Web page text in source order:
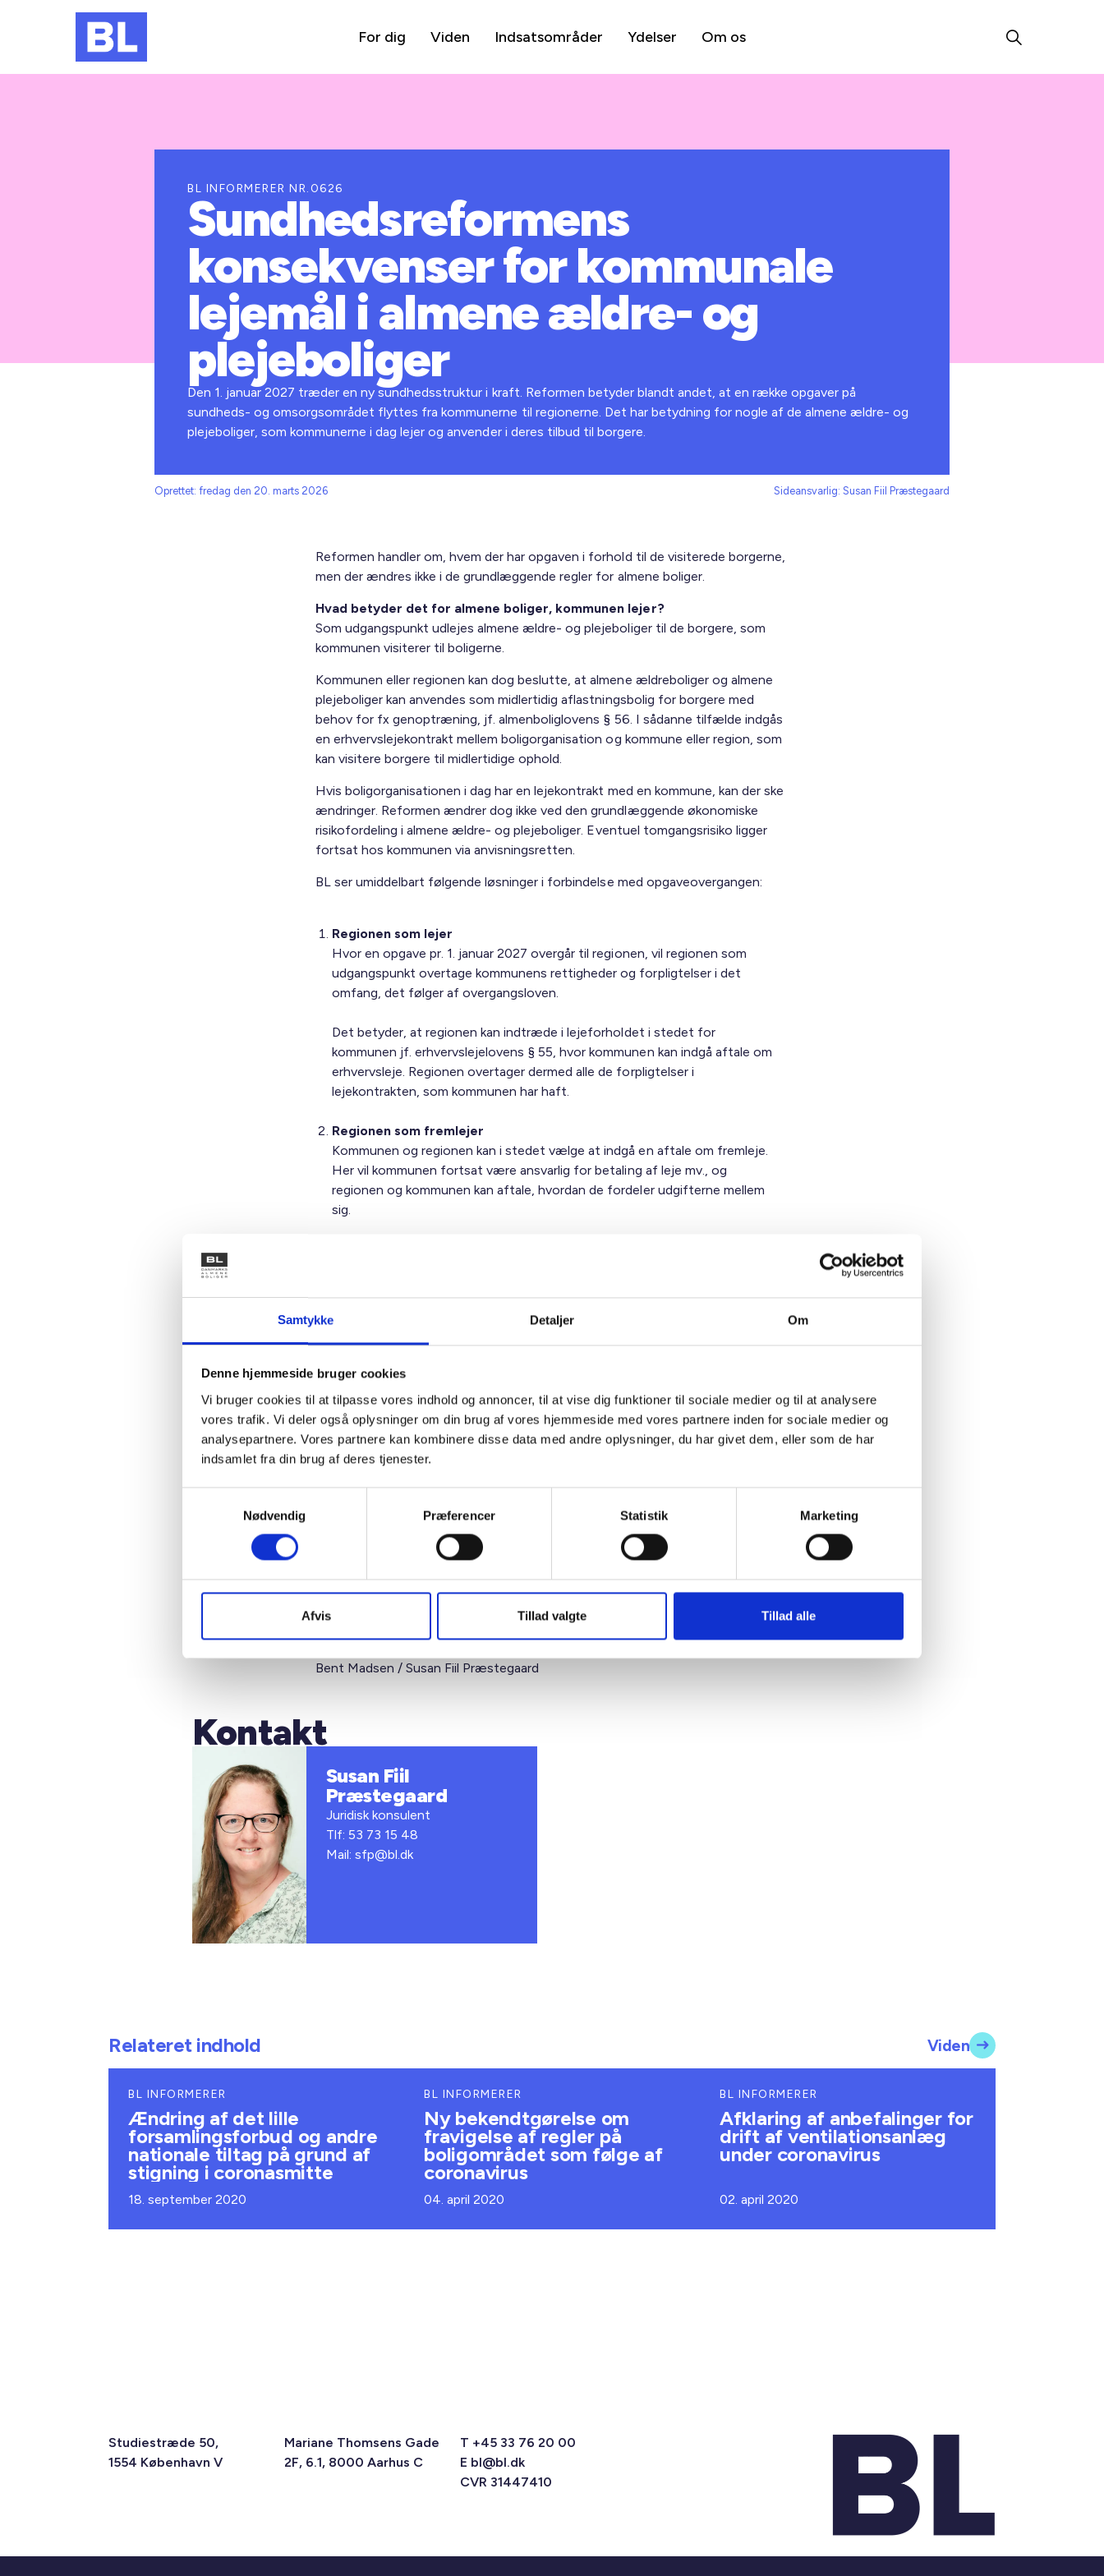
Samtykke Detaljer Om
Denne hjemmeside bruger cookies
Vi bruger cookies til at tilpasse vores indhold og annoncer, til at vise dig funktioner til sociale medier og til at analysere
vores trafik. Vi deler også oplysninger om din brug af vores hjemmeside med vores partnere inden for sociale medier og
analysepartnere. Vores partnere kan kombinere disse data med andre oplysninger, du har givet dem, eller som de har
indsamlet fra din brug af deres tjenester.
Nødvendig
Præferencer Statistik Marketing
Afvis Tillad valgte Tillad alle
For dig Viden Indsatsområder Ydelser Om os
BL INFORMERER NR.0626
Sundhedsreformens
konsekvenser for kommunale
lejemål i almene ældre- og
plejeboliger
Den 1. januar 2027 træder en ny sundhedsstruktur i kraft. Reformen betyder blandt andet, at en række opgaver på
sundheds- og omsorgsområdet flyttes fra kommunerne til regionerne. Det har betydning for nogle af de almene ældre- og
plejeboliger, som kommunerne i dag lejer og anvender i deres tilbud til borgere.
Oprettet: fredag den 20. marts 2026 Sideansvarlig: Susan Fiil Præstegaard
Reformen handler om, hvem der har opgaven i forhold til de visiterede borgerne,
men der ændres ikke i de grundlæggende regler for almene boliger.
Hvad betyder det for almene boliger, kommunen lejer?
Som udgangspunkt udlejes almene ældre- og plejeboliger til de borgere, som
kommunen visiterer til boligerne.
Kommunen eller regionen kan dog beslutte, at almene ældreboliger og almene
plejeboliger kan anvendes som midlertidig aflastningsbolig for borgere med
behov for fx genoptræning, jf. almenboliglovens § 56. I sådanne tilfælde indgås
en erhvervslejekontrakt mellem boligorganisation og kommune eller region, som
kan visitere borgere til midlertidige ophold.
Hvis boligorganisationen i dag har en lejekontrakt med en kommune, kan der ske
ændringer. Reformen ændrer dog ikke ved den grundlæggende økonomiske
risikofordeling i almene ældre- og plejeboliger. Eventuel tomgangsrisiko ligger
fortsat hos kommunen via anvisningsretten.
BL ser umiddelbart følgende løsninger i forbindelse med opgaveovergangen:
Regionen som lejer
Hvor en opgave pr. 1. januar 2027 overgår til regionen, vil regionen som
udgangspunkt overtage kommunens rettigheder og forpligtelser i det
omfang, det følger af overgangsloven.
Det betyder, at regionen kan indtræde i lejeforholdet i stedet for
kommunen jf. erhvervslejelovens § 55, hvor kommunen kan indgå aftale om
erhvervsleje. Regionen overtager dermed alle de forpligtelser i
lejekontrakten, som kommunen har haft.
Regionen som fremlejer
Kommunen og regionen kan i stedet vælge at indgå en aftale om fremleje.
Her vil kommunen fortsat være ansvarlig for betaling af leje mv., og
regionen og kommunen kan aftale, hvordan de fordeler udgifterne mellem
sig.
Det er væsentligt at bemærke, at boligerne er mærket som ældreboliger.
Hvis en erhvervslejeaftale opsiges, overgår ansvaret for visitation,
Regionen ønsker at eje boligerne
Hvis regionen ønsker at overtage ejerskabet af boligerne, vil de skulle
nedlægges som almene boliger i overensstemmelse med de almindelige
regler om afvikling af almene boliger, herunder fx at ydelsesstøtte og
KL har på sin hjemmeside en længere og mere deltaljeret beskrivelse af formelle
regler - både i forhold til kommunale ældreboliger og almene ældreboliger:
Midlertidige pladser bygget efter almenboliglovens regler
Bent Madsen / Susan Fiil Præstegaard
Kontakt
Susan Fiil
Præstegaard
Juridisk konsulent
Tlf: 53 73 15 48
Mail: sfp@bl.dk
Relateret indhold Viden
BL INFORMERER
Ændring af det lille
forsamlingsforbud og andre
nationale tiltag på grund af
stigning i coronasmitte
18. september 2020
BL INFORMERER
Ny bekendtgørelse om
fravigelse af regler på
boligområdet som følge af
coronavirus
04. april 2020
BL INFORMERER
Afklaring af anbefalinger for
drift af ventilationsanlæg
under coronavirus
02. april 2020
Studiestræde 50,
1554 København V
Mariane Thomsens Gade
2F, 6.1, 8000 Aarhus C
T +45 33 76 20 00
E bl@bl.dk
CVR 31447410